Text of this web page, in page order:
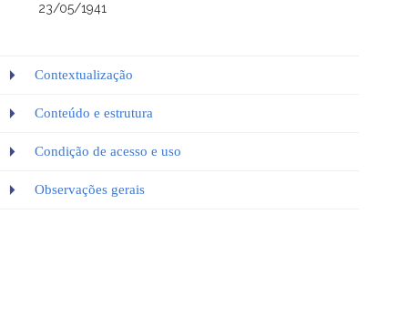
23/05/1941
Contextualização
Conteúdo e estrutura
Condição de acesso e uso
Observações gerais